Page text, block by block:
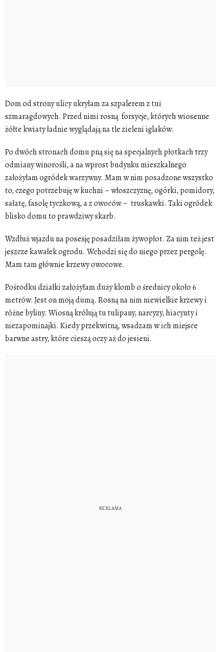
Dom od strony ulicy ukryłam za szpalerem z tui
szmaragdowych. Przed nimi rosną forsycje, których wiosenne
żółte kwiaty ładnie wyglądają na tle zieleni iglaków.
Po dwóch stronach domu pną się na specjalnych płotkach trzy
odmiany winorośli, a na wprost budynku mieszkalnego
założyłamogródek warzywny. Mam w nim posadzone wszystko
to, czego potrzebuję w kuchni – włoszczyznę, ogórki, pomidory,
sałatę, fasolę tyczkową, a z owoców – truskawki. Taki ogródek
blisko domu to prawdziwy skarb.
Wzdłuż wjazdu na posesję posadziłam żywopłot. Za nim też jest
jeszcze kawałek ogrodu. Wchodzi się do niego przez pergolę.
Mam tam głównie krzewy owocowe.
Pośrodku działki założyłam dużyklombo średnicy około 6
metrów. Jest on moją dumą. Rosną na nim niewielkiekrzewyi
różnebyliny. Wiosną królują tu tulipany, narcyzy, hiacynty i
niezapominajki. Kiedy przekwitną, wsadzam w ich miejsce
barwne astry, które cieszą oczy aż do jesieni.